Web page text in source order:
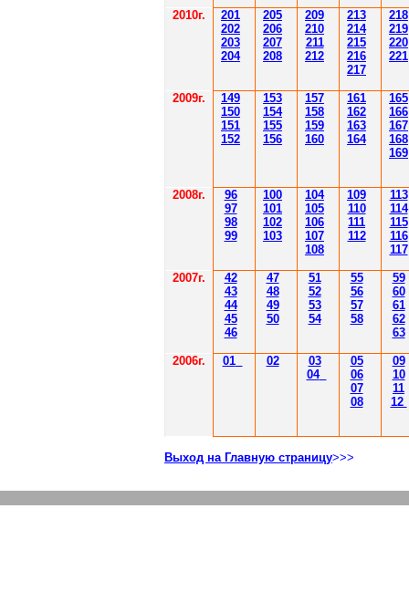
2010г.
201
202
203
204
205
206
207
208
209
210
211
212
213
214
215
216
217
218
219
220
221
2009г.
149
150
151
152
153
154
155
156
157
158
159
160
161
162
163
164
165
166
167
168
169
2008г.
96
97
98
99
100
101
102
103
104
105
106
107
108
109
110
111
112
113
114
115
116
117
2007г.
42
43
44
45
46
47
48
49
50
51
52
53
54
55
56
57
58
59
60
61
62
63
2006г. 01 02
03
04
05
06
07
08
09
10
11
12
Выход на Главную страницу>>>